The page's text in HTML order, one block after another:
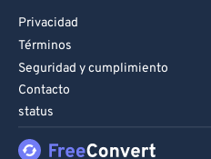
Privacidad
Términos
Seguridad y cumplimiento
Contacto
status